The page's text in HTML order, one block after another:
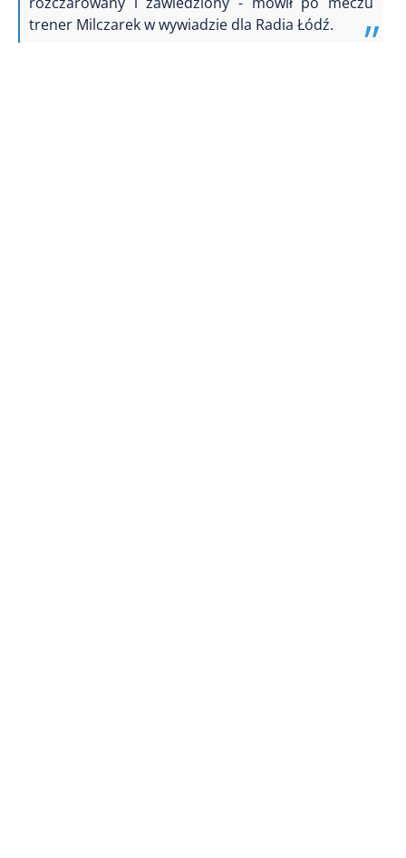
trener Milczarek w wywiadzie dla Radia Łódź.